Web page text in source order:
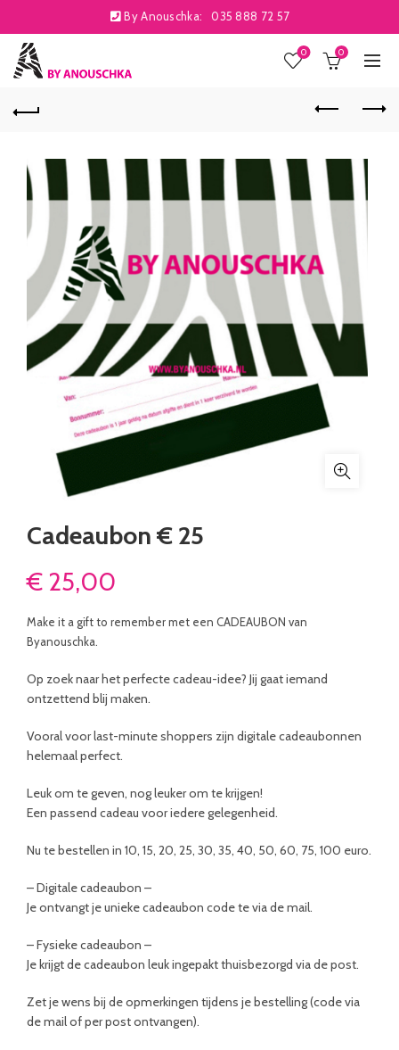
By Anouschka: 035 888 72 57
0 0
Cadeaubon € 25
€ 25,00
Make it a gift to remember met een CADEAUBON van
Byanouschka.
Op zoek naar het perfecte cadeau-idee? Jij gaat iemand
ontzettend blij maken.
Vooral voor last-minute shoppers zijn digitale cadeaubonnen
helemaal perfect.
Leuk om te geven, nog leuker om te krijgen!
Een passend cadeau voor iedere gelegenheid.
Nu te bestellen in 10, 15, 20, 25, 30, 35, 40, 50, 60, 75, 100 euro.
– Digitale cadeaubon –
Je ontvangt je unieke cadeaubon code te via de mail.
– Fysieke cadeaubon –
Je krijgt de cadeaubon leuk ingepakt thuisbezorgd via de post.
Zet je wens bij de opmerkingen tijdens je bestelling (code via
de mail of per post ontvangen).